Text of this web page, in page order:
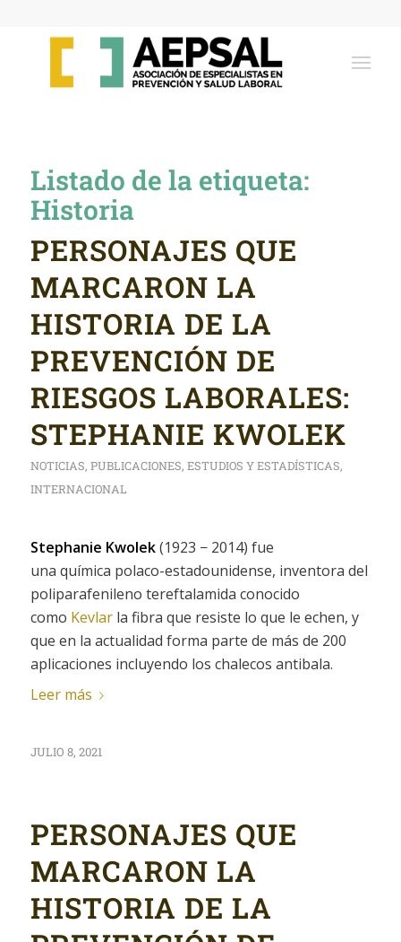
Listado de la etiqueta:
Historia
PERSONAJES QUE
MARCARON LA
HISTORIA DE LA
PREVENCIÓN DE
RIESGOS LABORALES:
STEPHANIE KWOLEK
NOTICIAS, PUBLICACIONES, ESTUDIOS Y ESTADÍSTICAS,
INTERNACIONAL
Stephanie Kwolek(1923 − 2014)​ fue
una química polaco-estadounidense, inventora del
poliparafenileno tereftalamida conocido
como Kevlarla fibra que resiste lo que le echen, y
que en la actualidad forma parte de más de 200
aplicaciones incluyendo los chalecos antibala.
Leer más
JULIO 8, 2021
PERSONAJES QUE
MARCARON LA
HISTORIA DE LA